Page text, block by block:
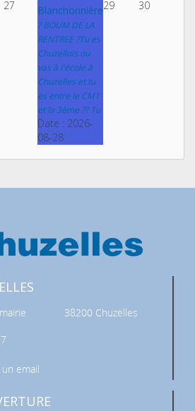
27
Blanchonnière
? BOUM DE LA
RENTREE ?Tu es
Chuzellois ou
vas à l'école à
Chuzelles et tu
es entre le CM1
et la 3ème ?? Tu
Date : 2026-
08-28
29 30
38200 Chuzelles
email